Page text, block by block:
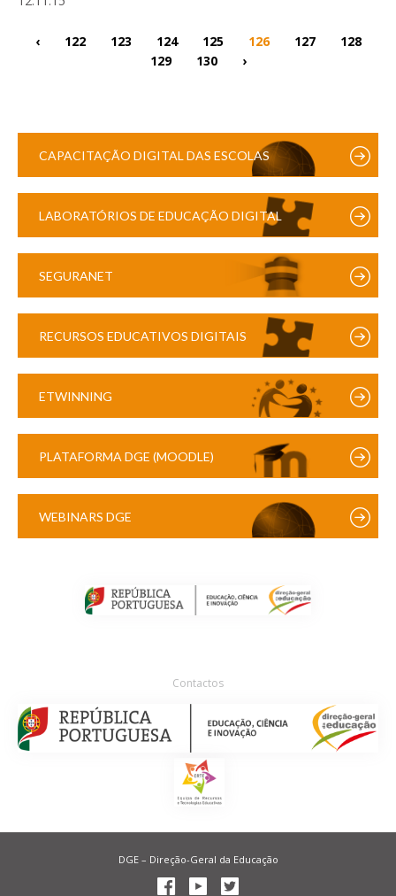
‹ 122 123 124 125 126 127
128
129
130 ›
CAPACITAÇÃO DIGITAL DAS ESCOLAS
LABORATÓRIOS DE EDUCAÇÃO DIGITAL
SEGURANET
RECURSOS EDUCATIVOS DIGITAIS
ETWINNING
PLATAFORMA DGE (MOODLE)
WEBINARS DGE
Contactos
DGE – Direção-Geral da Educação